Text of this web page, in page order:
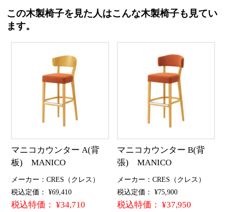
この木製椅子を見た人はこんな木製椅子も見てい
ます。
マニコカウンター A(背
板) MANICO
メーカー：CRES（クレス）
税込定価： ¥69,410
税込特価： ¥34,710
マニコカウンター B(背
張) MANICO
メーカー：CRES（クレス）
税込定価： ¥75,900
税込特価： ¥37,950